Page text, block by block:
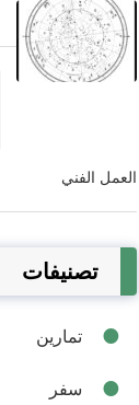
العمل الفني
تصنيفات
تمارين
سفر